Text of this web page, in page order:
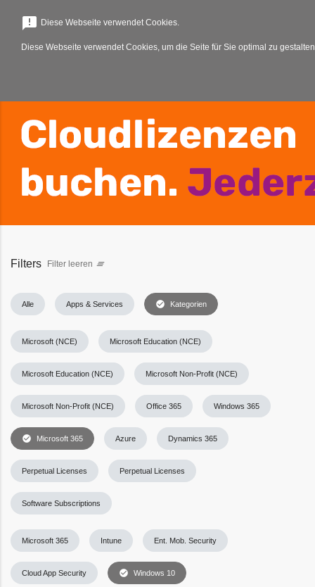
menu
Filters Filter leeren clear_all
Alle Apps & Services check_circle Kategorien
Microsoft (NCE) Microsoft Education (NCE)
Microsoft Education (NCE) Microsoft Non-Profit (NCE)
Microsoft Non-Profit (NCE) Office 365 Windows 365
check_circle Microsoft 365
Microsoft 365 Intune Ent. Mob. Security
Cloud App Security check_circle Windows 10
Azure Dynamics 365
Perpetual Licenses Perpetual Licenses
Software Subscriptions
announcement Diese Webseite verwendet Cookies.
Diese Webseite verwendet Cookies, um die Seite für Sie optimal zu